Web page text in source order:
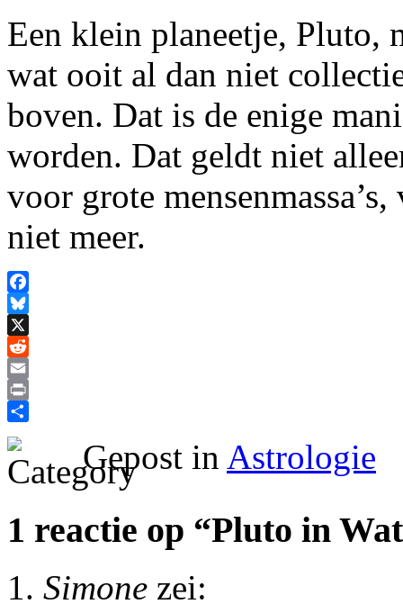
Een klein planeetje, Pluto,
wat ooit al dan niet
boven. Dat is de enige
worden. Dat geldt niet
voor grote
niet meer.
Facebook
Bluesky
X
Reddit
Email
Print
Gepost in Astrologie
1 reactie op “Pluto in
Simone zei: